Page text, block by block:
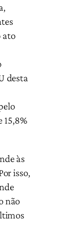
ato
desta
15,8%
às
isso,
não